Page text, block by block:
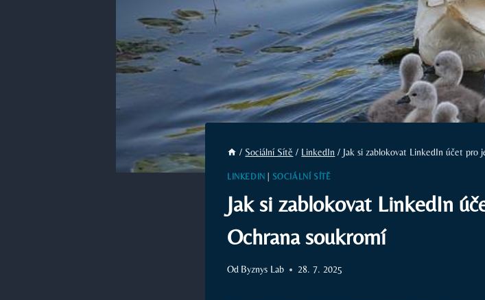
/ Sociální Sítě / LinkedIn / Jak si zablokovat LinkedIn účet pro
LINKEDIN SOCIÁLNÍ SÍTĚ
Jak si zablokovat LinkedIn
Ochrana soukromí
Od Byznys Lab 28. 7. 2025